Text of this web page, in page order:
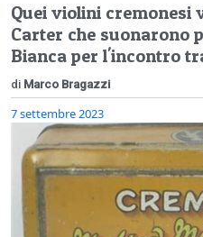
Quei violini cremonesi
Carter che suonarono
Bianca per l'incontro
di Marco Bragazzi
7 settembre 2023